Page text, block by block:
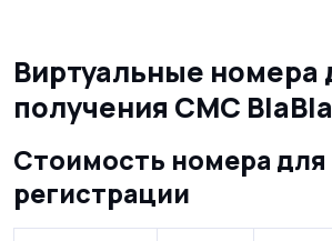
Виртуальные номера
получения СМС
Стоимость номера для
регистрации